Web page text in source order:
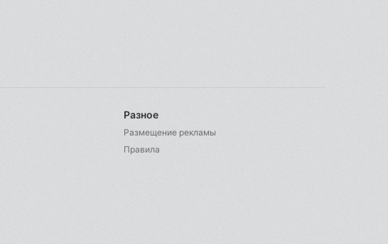
Разное
Размещение рекламы
Правила